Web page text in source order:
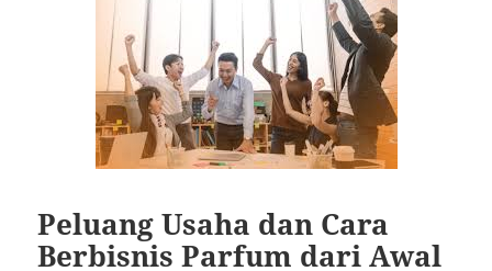
Peluang Usaha dan Cara
Berbisnis Parfum dari Awal